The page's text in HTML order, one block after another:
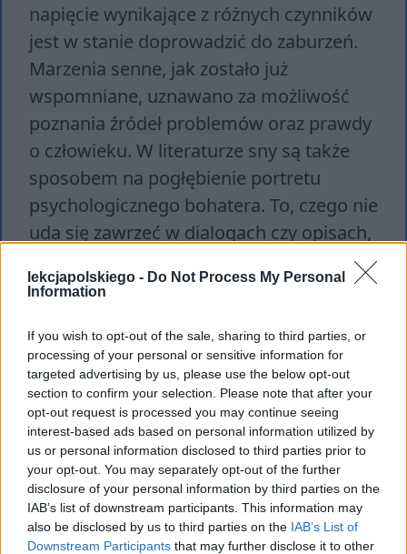
lekcjapolskiego - Do Not Process My Personal
Information
If you wish to opt-out of the sale, sharing to third parties, or
processing of your personal or sensitive information for
targeted advertising by us, please use the below opt-out
section to confirm your selection. Please note that after your
opt-out request is processed you may continue seeing
interest-based ads based on personal information utilized by
us or personal information disclosed to third parties prior to
your opt-out. You may separately opt-out of the further
disclosure of your personal information by third parties on the
IAB’s list of downstream participants. This information may
also be disclosed by us to third parties on the IAB’s List of
Downstream Participants that may further disclose it to other
napięcie wynikające z różnych czynników
jest w stanie doprowadzić do zaburzeń.
Marzenia senne, jak zostało już
wspomniane, uznawano za możliwość
poznania źródeł problemów oraz prawdy
o człowieku. W literaturze sny są także
sposobem na pogłębienie portretu
psychologicznego bohatera. To, czego nie
uda się zawrzeć w dialogach czy opisach,
dzięki czemu odbiorca ma szansę na
postaci.